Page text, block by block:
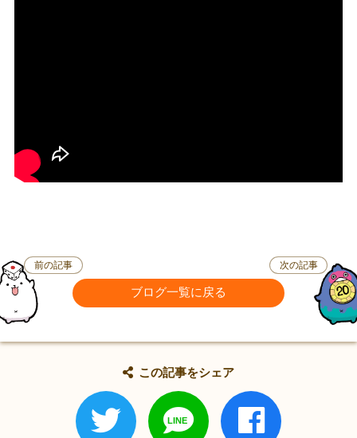
前の記事
ブログ一覧に戻る
次の記事
この記事をシェア